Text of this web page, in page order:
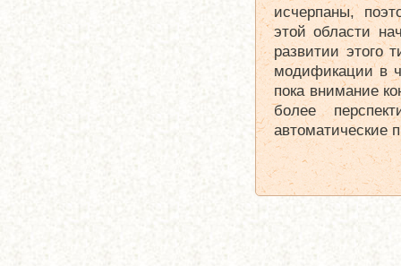
исчерпаны,
этой области
развитии этого
модификации в
пока внимание
более
автоматические